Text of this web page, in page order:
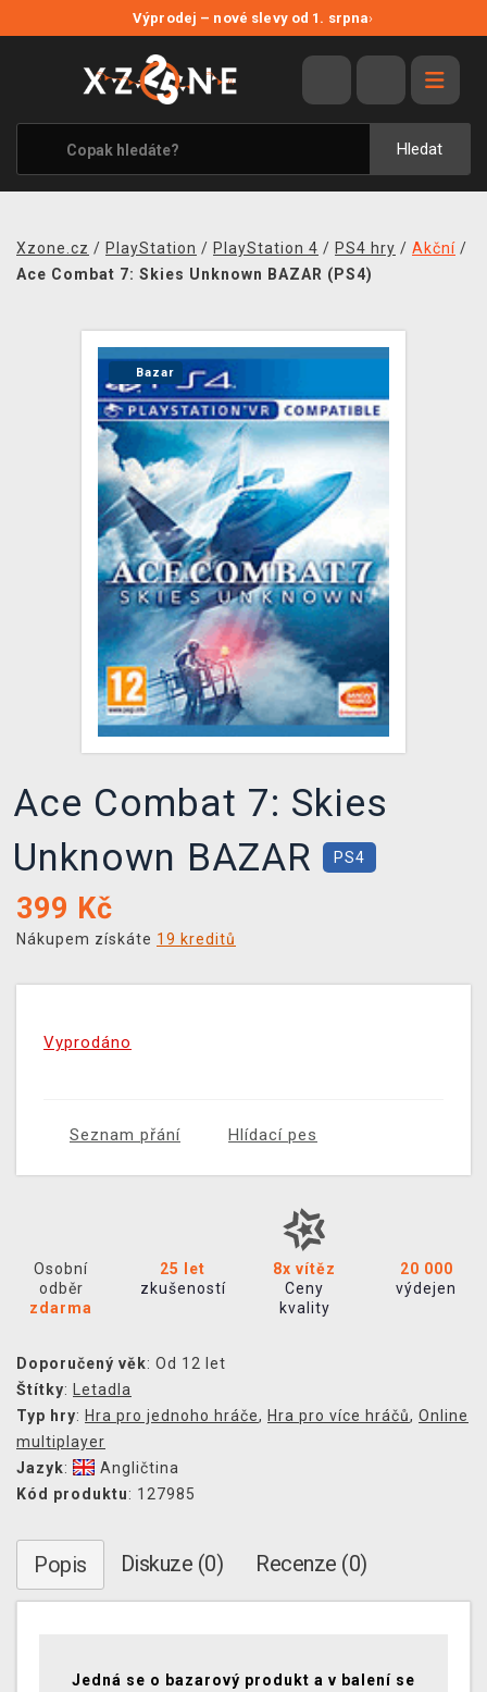
Výprodej – nové slevy od 1. srpna›
Hledat
VÝPRODEJ
VIDEOHRY
XZONE ORIGINALS
TÉMATIKY
MERCHANDISE
KONTAKT
PRODEJNY
DOPRAVA
XZONE KLUB
TCG & BOARDGAME HUB
VÝKUP HER (BAZAR)
Xzone.cz / PlayStation / PlayStation 4 / PS4 hry / Akční /
Ace Combat 7: Skies Unknown BAZAR (PS4)
Bazar
Ace Combat 7: Skies
Unknown BAZAR
PS4
399 Kč
Nákupem získáte 19 kreditů
Vyprodáno
Seznam přání Hlídací pes
Osobní
odběr
zdarma
25 let
zkušeností
8x vítěz
Ceny
kvality
20 000
výdejen
Doporučený věk: Od 12 let
Štítky: Letadla
Typ hry: Hra pro jednoho hráče, Hra pro více hráčů, Online
multiplayer
Jazyk:
Angličtina
Kód produktu: 127985
Popis Diskuze (0) Recenze (0)
Jedná se o bazarový produkt a v balení se